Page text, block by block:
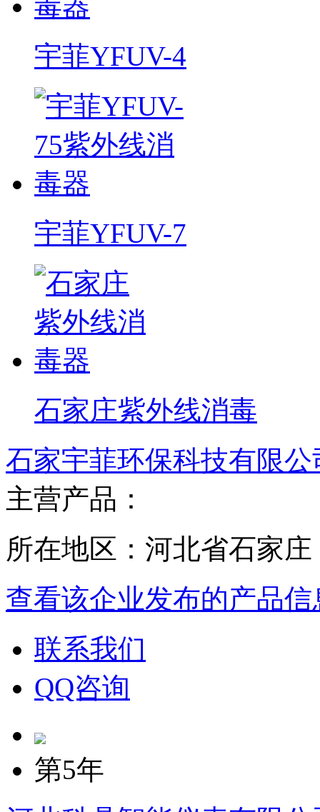
宇菲YFUV-4
宇菲YFUV-7
石家庄紫外线消毒
石家宇菲环保科技有限公
主营产品：
所在地区：河北省石家庄
查看该企业发布的产品信
联系我们
QQ咨询
第5年